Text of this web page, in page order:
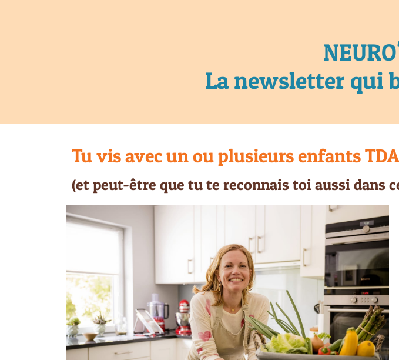
La newsletter qui
Tu vis avec un ou plusieurs enfants
(et peut-être que tu te reconnais toi aussi dans